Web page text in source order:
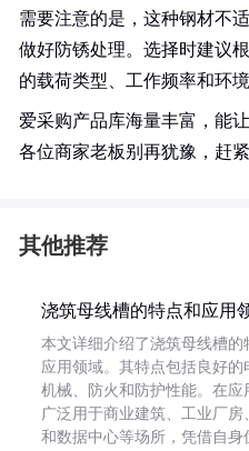
需要注意的是，这种钢材不
做好防锈处理。选择时建议
的载荷类型、工作频率和环
爱采购产品库海量丰富，能
各位商家老板别再犹豫，赶
其他推荐
浇筑母线槽的特点和应用
本文详细介绍了浇筑母线槽的
应用领域。其特点包括良好的
机械、防火和防护性能。在应
广泛用于商业建筑、工业厂房
和数据中心等场所，凭借自身